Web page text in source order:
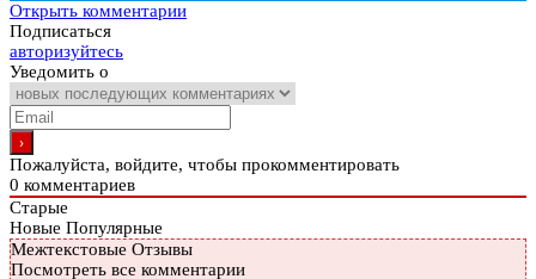
Открыть комментарии
Подписаться
авторизуйтесь
Уведомить о
Пожалуйста, войдите, чтобы прокомментировать
0 комментариев
Старые
Новые Популярные
Межтекстовые Отзывы
Посмотреть все комментарии